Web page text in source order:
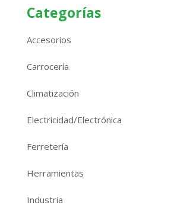
Categorías
Accesorios
Carrocería
Climatización
Electricidad/Electrónica
Ferretería
Herramientas
Industria